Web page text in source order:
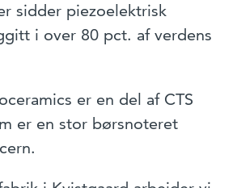
sidder piezoelektrisk
i over 80 pct. af verdens
er en del af CTS
er en stor børsnoteret